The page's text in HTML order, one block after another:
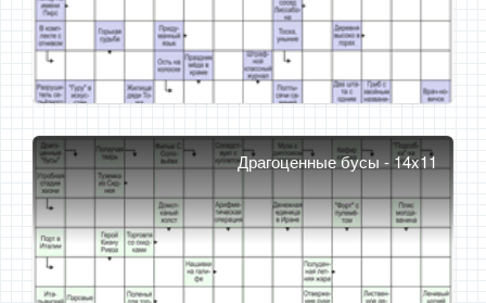
Драгоценные бусы - 14x11